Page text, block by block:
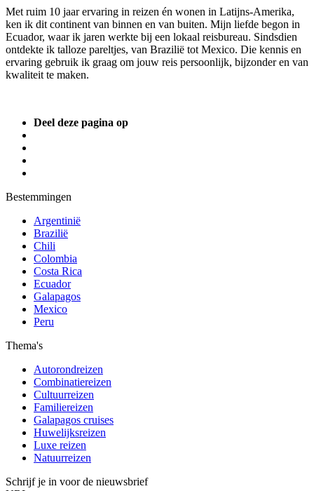
Met ruim 10 jaar ervaring in reizen én wonen in Latijns-Amerika,
ken ik dit continent van binnen en van buiten. Mijn liefde begon in
Ecuador, waar ik jaren werkte bij een lokaal reisbureau. Sindsdien
ontdekte ik talloze pareltjes, van Brazilië tot Mexico. Die kennis en
ervaring gebruik ik graag om jouw reis persoonlijk, bijzonder en van
kwaliteit te maken.
Deel deze pagina op
Bestemmingen
Argentinië
Brazilië
Chili
Colombia
Costa Rica
Ecuador
Galapagos
Mexico
Peru
Thema's
Autorondreizen
Combinatiereizen
Cultuurreizen
Familiereizen
Galapagos cruises
Huwelijksreizen
Luxe reizen
Natuurreizen
Schrijf je in voor de nieuwsbrief